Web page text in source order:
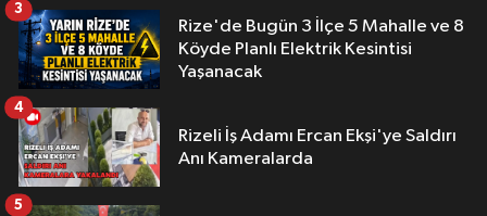
Rize'de Bugün 3 İlçe 5 Mahalle ve 8
Köyde Planlı Elektrik Kesintisi
Yaşanacak
3
Rizeli İş Adamı Ercan Ekşi'ye Saldırı
Anı Kameralarda
4
5